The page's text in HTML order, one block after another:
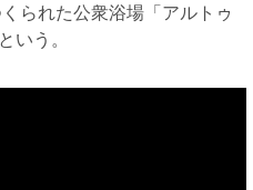
られた公衆浴場「アルトゥ
いう。